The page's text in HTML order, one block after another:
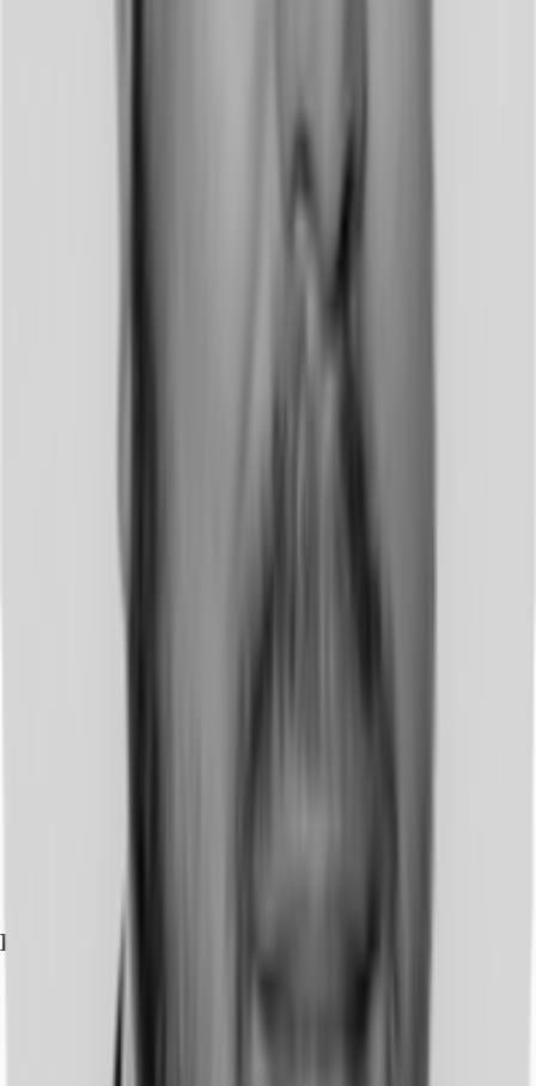
Exposé herunterladen